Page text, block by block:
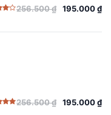
256.500₫ 195.000₫
256.500₫ 195.000₫